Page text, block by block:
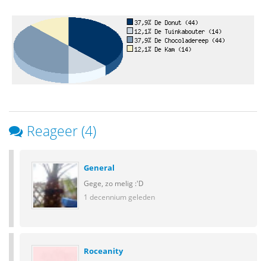
Reageer (4)
General
Gege, zo melig :'D
1 decennium geleden
Roceanity